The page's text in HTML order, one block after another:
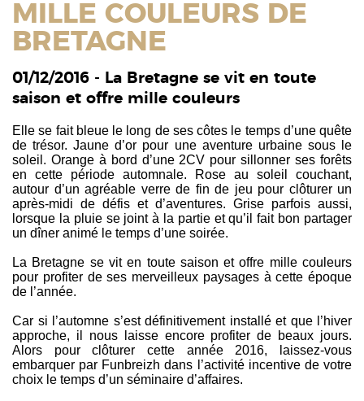
MILLE COULEURS DE
BRETAGNE
01/12/2016 - La Bretagne se vit en toute
saison et offre mille couleurs
Elle se fait bleue le long de ses côtes le temps d’une quête
de trésor. Jaune d’or pour une aventure urbaine sous le
soleil. Orange à bord d’une 2CV pour sillonner ses forêts
en cette période automnale. Rose au soleil couchant,
autour d’un agréable verre de fin de jeu pour clôturer un
après-midi de défis et d’aventures. Grise parfois aussi,
lorsque la pluie se joint à la partie et qu’il fait bon partager
un dîner animé le temps d’une soirée.
La Bretagne se vit en toute saison et offre mille couleurs
pour profiter de ses merveilleux paysages à cette époque
de l’année.
Car si l’automne s’est définitivement installé et que l’hiver
approche, il nous laisse encore profiter de beaux jours.
Alors pour clôturer cette année 2016, laissez-vous
embarquer par Funbreizh dans l’activité incentive de votre
choix le temps d’un séminaire d’affaires.